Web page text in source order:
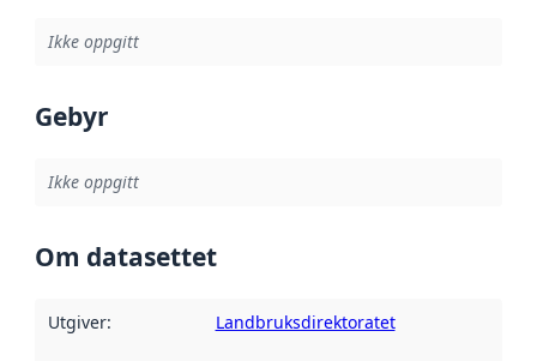
Ikke oppgitt
Gebyr
Ikke oppgitt
Om datasettet
Utgiver: Landbruksdirektoratet